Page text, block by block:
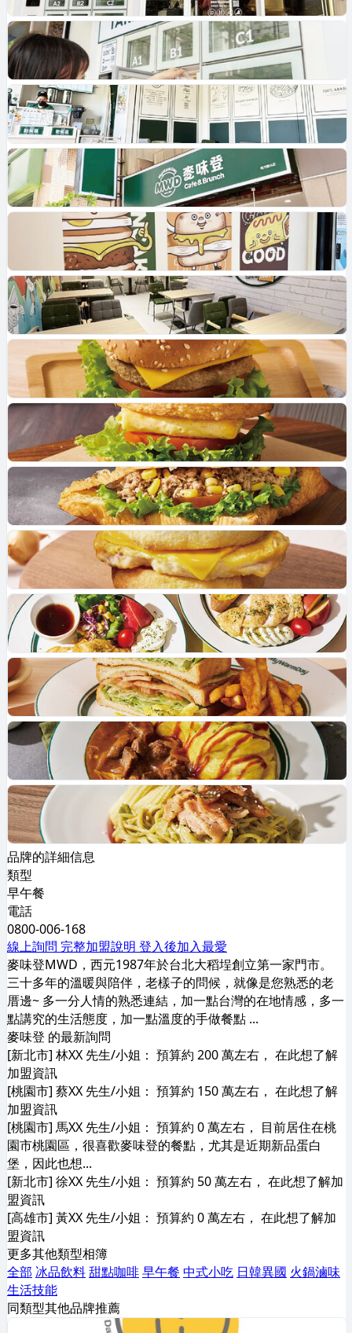
品牌的詳細信息
類型
早午餐
電話
0800-006-168
線上詢問 完整加盟說明 登入後加入最愛
麥味登MWD，西元1987年於台北大稻埕創立第一家門市。
三十多年的溫暖與陪伴，老樣子的問候，就像是您熟悉的老
厝邊~ 多一分人情的熟悉連結，加一點台灣的在地情感，多一
點講究的生活態度，加一點溫度的手做餐點 ...
麥味登 的最新詢問
[新北市] 林XX 先生/小姐： 預算約 200 萬左右， 在此想了解
加盟資訊
[桃園市] 蔡XX 先生/小姐： 預算約 150 萬左右， 在此想了解
加盟資訊
[桃園市] 馬XX 先生/小姐： 預算約 0 萬左右， 目前居住在桃
園市桃園區，很喜歡麥味登的餐點，尤其是近期新品蛋白
堡，因此也想...
[新北市] 徐XX 先生/小姐： 預算約 50 萬左右， 在此想了解加
盟資訊
[高雄市] 黃XX 先生/小姐： 預算約 0 萬左右， 在此想了解加
盟資訊
更多其他類型相簿
全部 冰品飲料甜點咖啡早午餐 中式小吃 日韓異國 火鍋滷味
生活技能
同類型其他品牌推薦